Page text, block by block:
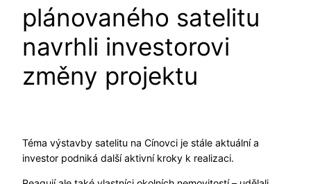
plánovaného satelitu
navrhli investorovi
změny projektu
Téma výstavby satelitu na Cínovci je stále aktuální a
investor podniká další aktivní kroky k realizaci.